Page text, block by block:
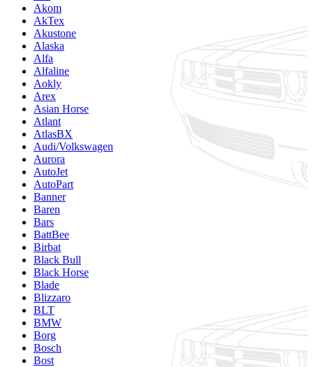
Akom
AkTex
Akustone
Alaska
Alfa
Alfaline
Aokly
Arex
Asian Horse
Atlant
AtlasBX
Audi/Volkswagen
Aurora
AutoJet
AutoPart
Banner
Baren
Bars
BattBee
Birbat
Black Bull
Black Horse
Blade
Blizzaro
BLT
BMW
Borg
Bosch
Bost